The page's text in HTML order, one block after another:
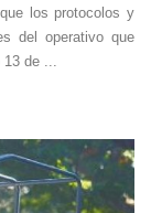
los protocolos y
del operativo que
de ...